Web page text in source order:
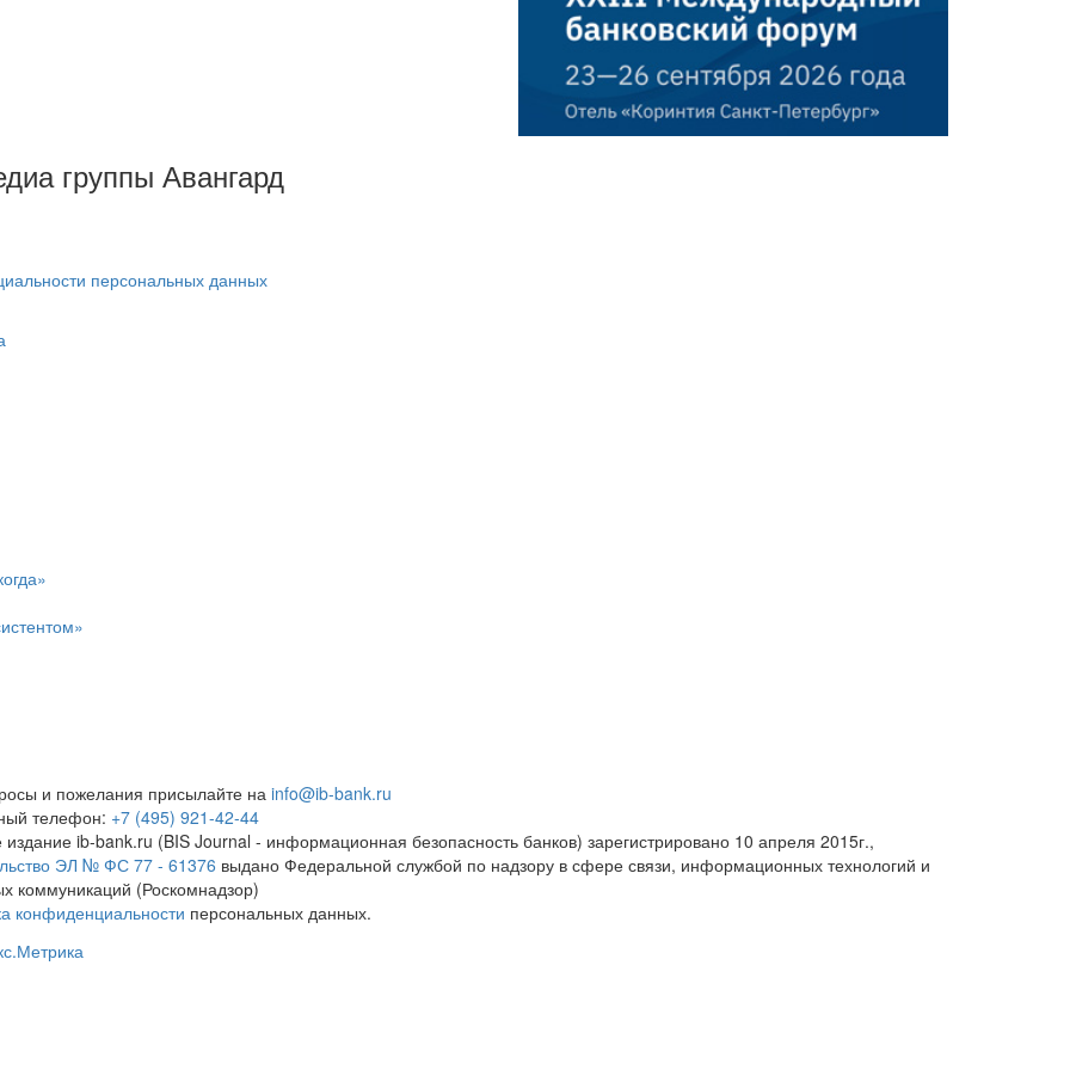
группы Авангард
персональных данных
и пожелания присылайте на info@ib-bank.ru
телефон: +7 (495) 921-42-44
издание ib-bank.ru (BIS Journal - информационная безопасность банков) зарегистрировано 10 апреля 2015г.,
ЭЛ № ФС 77 - 61376 выдано Федеральной службой по надзору в сфере связи, информационных технологий и
коммуникаций (Роскомнадзор)
конфиденциальности персональных данных.